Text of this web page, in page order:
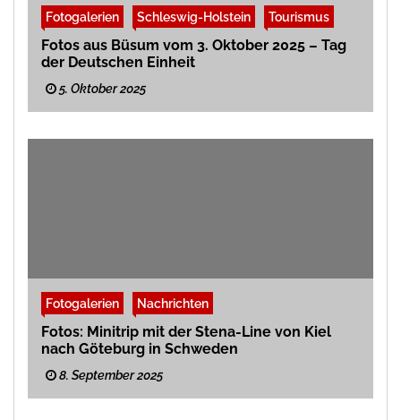
Fotogalerien Schleswig-Holstein Tourismus
Fotos aus Büsum vom 3. Oktober 2025 – Tag
der Deutschen Einheit
5. Oktober 2025
Fotogalerien Nachrichten
Fotos: Minitrip mit der Stena-Line von Kiel
nach Göteburg in Schweden
8. September 2025